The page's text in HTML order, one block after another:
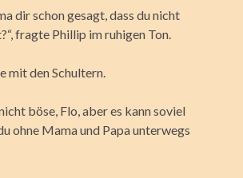
dir schon gesagt, dass du nicht
fragte Phillip im ruhigen Ton.
mit den Schultern.
böse, Flo, aber es kann soviel
ohne Mama und Papa unterwegs